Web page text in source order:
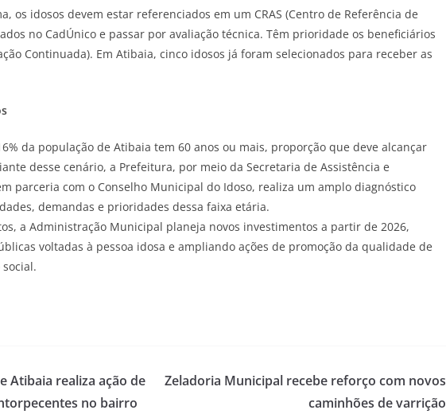
os idosos devem estar referenciados em um CRAS (Centro de Referência de
no CadÚnico e passar por avaliação técnica. Têm prioridade os beneficiários
Continuada). Em Atibaia, cinco idosos já foram selecionados para receber as
da população de Atibaia tem 60 anos ou mais, proporção que deve alcançar
desse cenário, a Prefeitura, por meio da Secretaria de Assistência e
parceria com o Conselho Municipal do Idoso, realiza um amplo diagnóstico
demandas e prioridades dessa faixa etária.
a Administração Municipal planeja novos investimentos a partir de 2026,
voltadas à pessoa idosa e ampliando ações de promoção da qualidade de
Atibaia realiza ação de
no bairro
Zeladoria Municipal recebe reforço com novos
caminhões de varrição